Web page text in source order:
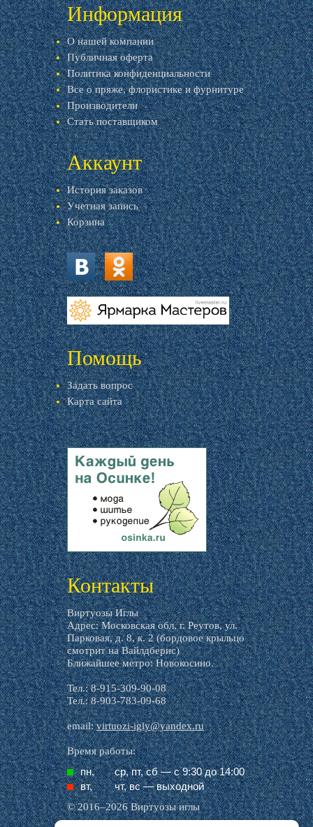
Информация
О нашей компании
Публичная оферта
Политика конфиденциальности
Все о пряже, флористике и фурнитуре
Производители
Стать поставщиком
Аккаунт
История заказов
Учетная запись
Корзина
vk.com ok.ru
livemaster.ru
Помощь
Задать вопрос
Карта сайта
livemaster.ru
Контакты
Виртуозы Иглы
Адрес: Московская обл, г. Реутов, ул.
Парковая, д. 8, к. 2 (бордовое крыльцо
смотрит на Вайлдберис)
Ближайшее метро: Новокосино.
Тел.: 8-915-309-90-08
Тел.: 8-903-783-09-68
email:virtuozi-igly@yandex.ru
Время работы:
пн,
ср, пт, cб — с 9:30 до 14:00
вт,
чт, вс — выходной
© 2016–2026 Виртуозы иглы